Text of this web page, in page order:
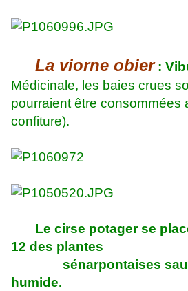
La viorne obier:
Médicinale, les baies crues
pourraient être consommées
confiture).
Le cirse potager se
12 des plantes
sénarpontaises
humide.